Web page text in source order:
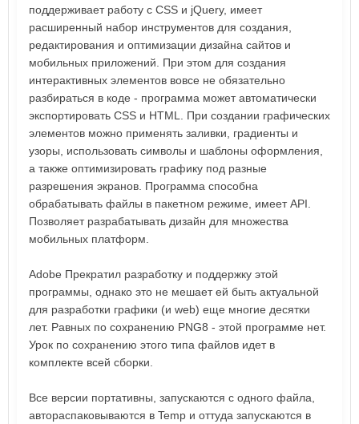
поддерживает работу с CSS и jQuery, имеет
расширенный набор инструментов для создания,
редактирования и оптимизации дизайна сайтов и
мобильных приложений. При этом для создания
интерактивных элементов вовсе не обязательно
разбираться в коде - программа может автоматически
экспортировать CSS и HTML. При создании графических
элементов можно применять заливки, градиенты и
узоры, использовать символы и шаблоны оформления,
а также оптимизировать графику под разные
разрешения экранов. Программа способна
обрабатывать файлы в пакетном режиме, имеет API.
Позволяет разрабатывать дизайн для множества
мобильных платформ.
Adobe Прекратил разработку и поддержку этой
программы, однако это не мешает ей быть актуальной
для разработки графики (и web) еще многие десятки
лет. Равных по сохранению PNG8 - этой программе нет.
Урок по сохранению этого типа файлов идет в
комплекте всей сборки.
Все версии портативны, запускаются с одного файла,
автораспаковываются в Temp и оттуда запускаются в